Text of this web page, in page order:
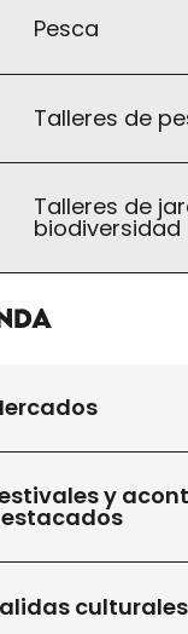
Pesca
Talleres de
Talleres de
biodiversidad
y
culturales